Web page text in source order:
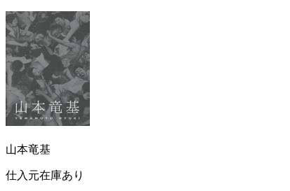
山本竜基
仕入元在庫あり